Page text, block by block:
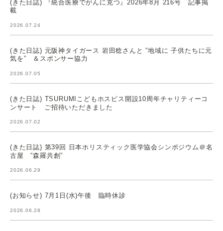
(きた日誌) 『統合医療でがんに克つ』2026年8月 216号 記事掲
載
2026.07.24
(きた日誌) 元阪神タイガース 岩田稔さんと ”地域に 子供たちに元
気を” ＆スポンサー協力
2026.07.05
(きた日誌) TSURUMIこどもホスピス開設10周年チャリティーコ
ンサート ご招待いただきました
2026.07.02
(きた日誌) 第39回 日本ホリスティック医学協会シンポジウム＠名
古屋 ”森羅共創”
2026.06.29
(お知らせ) 7月1日(水)午後 臨時休診
2026.06.28